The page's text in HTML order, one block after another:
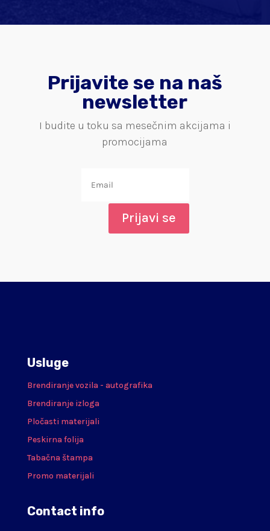
Prijavite se na naš
newsletter
I budite u toku sa mesečnim akcijama i
promocijama
Prijavi se
Usluge
Brendiranje vozila - autografika
Brendiranje izloga
Pločasti materijali
Peskirna folija
Tabačna štampa
Promo materijali
Contact info